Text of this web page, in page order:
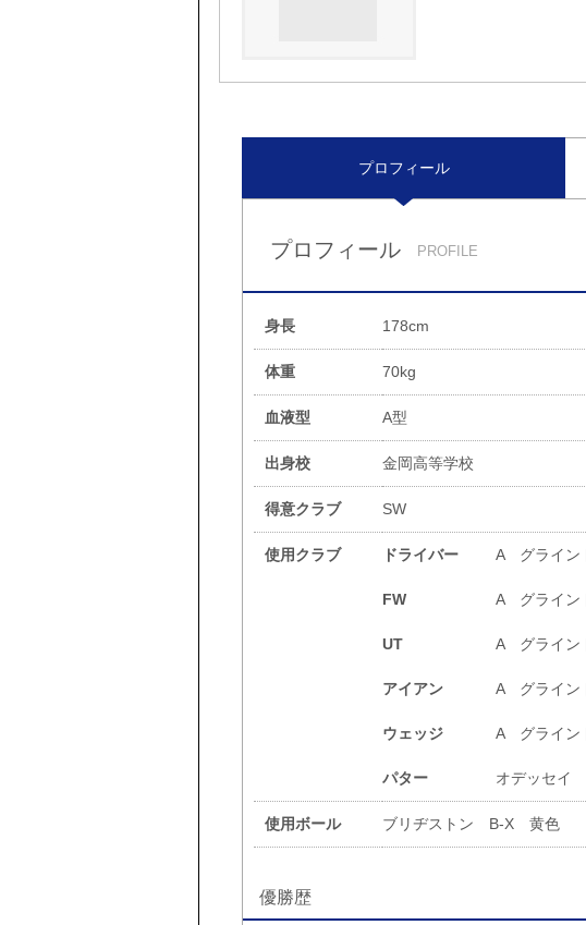
プロフィール
プロフィール PROFILE
身長 178cm
体重 70kg
血液型 A型
出身校 金岡高等学校
得意クラブ SW
使用クラブ ドライバー A グライン
FW A グライン
UT A グライン
アイアン A グライン
ウェッジ A グライン
パター オデッセイ
使用ボール ブリヂストン B-X 黄色
優勝歴